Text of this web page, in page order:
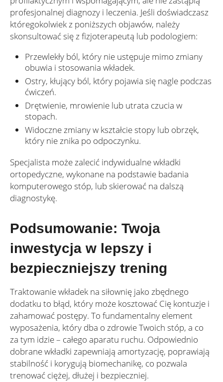
profesjonalnej diagnozy i leczenia. Jeśli doświadczasz
któregokolwiek z poniższych objawów, należy
skonsultować się z fizjoterapeutą lub podologiem:
Przewlekły ból, który nie ustępuje mimo zmiany
obuwia i stosowania wkładek.
Ostry, kłujący ból, który pojawia się nagle podczas
ćwiczeń.
Drętwienie, mrowienie lub utrata czucia w
stopach.
Widoczne zmiany w kształcie stopy lub obrzęk,
który nie znika po odpoczynku.
Specjalista może zalecić indywidualne wkładki
ortopedyczne, wykonane na podstawie badania
komputerowego stóp, lub skierować na dalszą
diagnostykę.
Podsumowanie: Twoja
inwestycja w lepszy i
bezpieczniejszy trening
Traktowanie wkładek na siłownię jako zbędnego
dodatku to błąd, który może kosztować Cię kontuzje i
zahamować postępy. To fundamentalny element
wyposażenia, który dba o zdrowie Twoich stóp, a co
za tym idzie – całego aparatu ruchu. Odpowiednio
dobrane wkładki zapewniają amortyzację, poprawiają
stabilność i korygują biomechanikę, co pozwala
trenować ciężej, dłużej i bezpieczniej.